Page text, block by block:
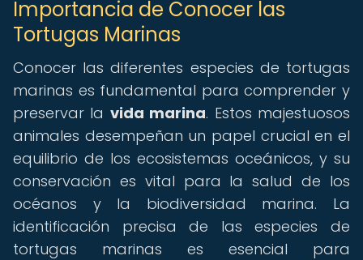
Importancia de Conocer las
Tortugas Marinas
Conocer las diferentes especies de tortugas
marinas es fundamental para comprender y
preservar la vida marina. Estos majestuosos
animales desempeñan un papel crucial en el
equilibrio de los ecosistemas oceánicos, y su
conservación es vital para la salud de los
océanos y la biodiversidad marina. La
identificación precisa de las especies de
tortugas marinas es esencial para